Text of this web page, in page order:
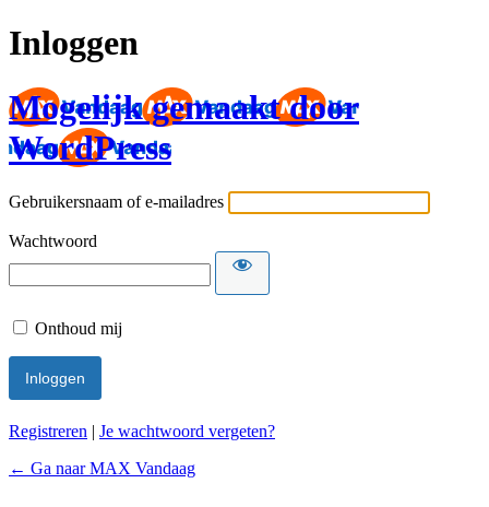
Inloggen
Mogelijk gemaakt door
WordPress
Gebruikersnaam of e-mailadres
Wachtwoord
Onthoud mij
Registreren | Je wachtwoord vergeten?
← Ga naar MAX Vandaag